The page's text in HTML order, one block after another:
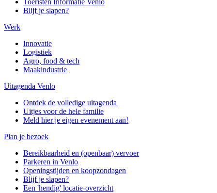
Toeristen Informatie Venlo
Blijf je slapen?
Werk
Innovatie
Logistiek
Agro, food & tech
Maakindustrie
Uitagenda Venlo
Ontdek de volledige uitagenda
Uitjes voor de hele familie
Meld hier je eigen evenement aan!
Plan je bezoek
Bereikbaarheid en (openbaar) vervoer
Parkeren in Venlo
Openingstijden en koopzondagen
Blijf je slapen?
Een 'hendig' locatie-overzicht